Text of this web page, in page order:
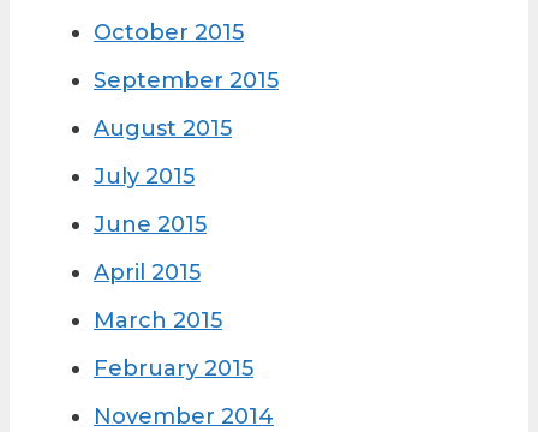
October 2015
September 2015
August 2015
July 2015
June 2015
April 2015
March 2015
February 2015
November 2014